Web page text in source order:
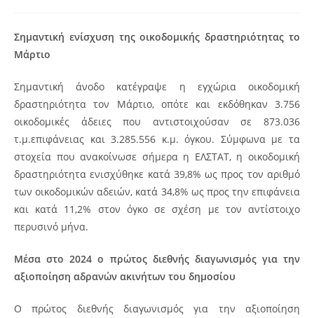
Σημαντική ενίσχυση της οικοδομικής δραστηριότητας το
Μάρτιο
Σημαντική άνοδο κατέγραψε η εγχώρια οικοδομική
δραστηριότητα τον Μάρτιο, οπότε και εκδόθηκαν 3.756
οικοδομικές άδειες που αντιστοιχούσαν σε 873.036
τ.μ.επιφάνειας και 3.285.556 κ.μ. όγκου. Σύμφωνα με τα
στοχεία που ανακοίνωσε σήμερα η ΕΛΣΤΑΤ, η οικοδομική
δραστηριότητα ενισχύθηκε κατά 39,8% ως προς τον αριθμό
των οικοδομικών αδειών, κατά 34,8% ως προς την επιφάνεια
και κατά 11,2% στον όγκο σε σχέση με τον αντίστοιχο
περυσινό μήνα.
Μέσα στο 2024 ο πρώτος διεθνής διαγωνισμός για την
αξιοποίηση αδρανών ακινήτων του δημοσίου
Ο πρώτος διεθνής διαγωνισμός για την αξιοποίηση